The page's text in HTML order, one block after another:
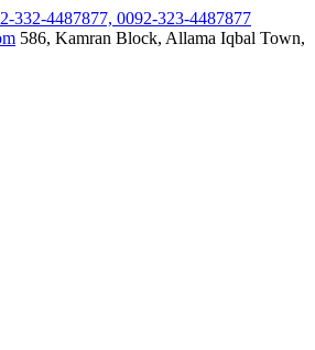
332-4487877, 0092-323-4487877
586, Kamran Block, Allama Iqbal Town,